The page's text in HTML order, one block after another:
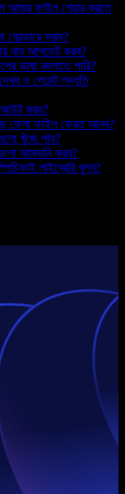
আমার ফাইল শেয়ার করতে
ফোল্ডারে সরাব?
নাম আপডেট করব?
ভাষা বদলাতে পারি?
ও পেমেন্ট পদ্ধতি
আউট করব?
ফেলা ফাইল ফেরত আনব?
খুঁজে পাব?
আমদানি করব?
লাইব্রেরি খুলব?